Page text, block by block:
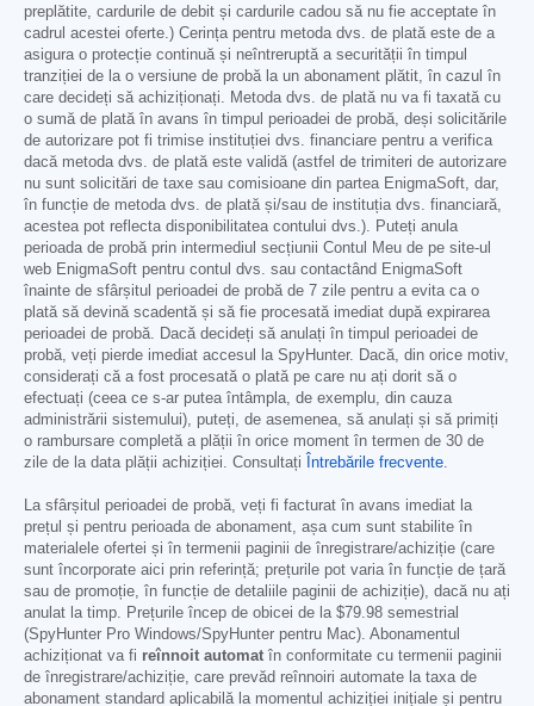
preplătite, cardurile de debit și cardurile cadou să nu fie acceptate în
cadrul acestei oferte.) Cerința pentru metoda dvs. de plată este de a
asigura o protecție continuă și neîntreruptă a securității în timpul
tranziției de la o versiune de probă la un abonament plătit, în cazul în
care decideți să achiziționați. Metoda dvs. de plată nu va fi taxată cu
o sumă de plată în avans în timpul perioadei de probă, deși solicitările
de autorizare pot fi trimise instituției dvs. financiare pentru a verifica
dacă metoda dvs. de plată este validă (astfel de trimiteri de autorizare
nu sunt solicitări de taxe sau comisioane din partea EnigmaSoft, dar,
în funcție de metoda dvs. de plată și/sau de instituția dvs. financiară,
acestea pot reflecta disponibilitatea contului dvs.). Puteți anula
perioada de probă prin intermediul secțiunii Contul Meu de pe site-ul
web EnigmaSoft pentru contul dvs. sau contactând EnigmaSoft
înainte de sfârșitul perioadei de probă de 7 zile pentru a evita ca o
plată să devină scadentă și să fie procesată imediat după expirarea
perioadei de probă. Dacă decideți să anulați în timpul perioadei de
probă, veți pierde imediat accesul la SpyHunter. Dacă, din orice motiv,
considerați că a fost procesată o plată pe care nu ați dorit să o
efectuați (ceea ce s-ar putea întâmpla, de exemplu, din cauza
administrării sistemului), puteți, de asemenea, să anulați și să primiți
o rambursare completă a plății în orice moment în termen de 30 de
zile de la data plății achiziției. Consultați
Întrebările frecvente
La sfârșitul perioadei de probă, veți fi facturat în avans imediat la
prețul și pentru perioada de abonament, așa cum sunt stabilite în
materialele ofertei și în termenii paginii de înregistrare/achiziție (care
sunt încorporate aici prin referință; prețurile pot varia în funcție de țară
sau de promoție, în funcție de detaliile paginii de achiziție), dacă nu ați
anulat la timp. Prețurile încep de obicei de la $79.98 semestrial
(SpyHunter Pro Windows/SpyHunter pentru Mac). Abonamentul
achiziționat va fi reînnoit automat în conformitate cu termenii paginii
de înregistrare/achiziție, care prevăd reînnoiri automate la taxa de
abonament standard aplicabilă la momentul achiziției inițiale și pentru